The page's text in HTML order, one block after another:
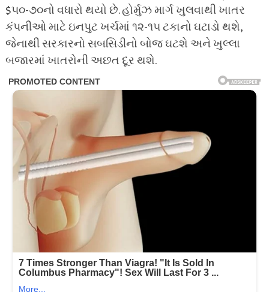
$૫૦-૭૦નો વધારો થયો છે. હોર્મુઝ માર્ગ ખુલવાથી ખાતર
કંપનીઓ માટે ઇનપુટ ખર્ચમાં ૧૨-૧૫ ટકાનો ઘટાડો થશે,
જેનાથી સરકારનો સબસિડીનો બોજ ઘટશે અને ખુલ્લા
બજારમાં ખાતરોની અછત દૂર થશે.